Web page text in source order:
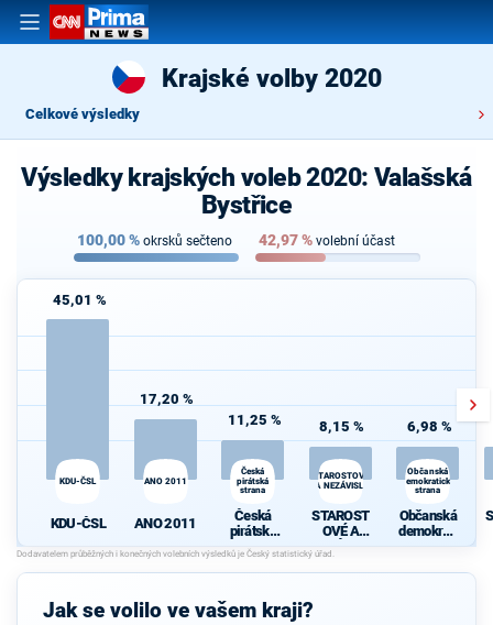
Krajské volby 2020
Celkové výsledky
Výsledky krajských voleb 2020: Valašská
Bystřice
100,00% okrsků sečteno 42,97% volební účast
45,01 %
KDU-ČSL
KDU-ČSL
17,20 %
ANO 2011
ANO 2011
11,25 %
Česká
pirátská
strana
Česká
pirátská
strana
8,15 %
STAROSTOVÉ
A NEZÁVISLÍ
STAROST
OVÉ A
NEZÁVISL
6,98 %
Občanská
demokratická
strana
Občanská
demokrati
cká strana
Jak se volilo ve vašem kraji?